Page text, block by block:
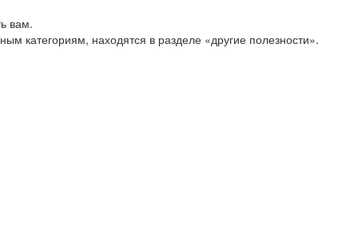
вам.
категориям, находятся в разделе «другие полезности».